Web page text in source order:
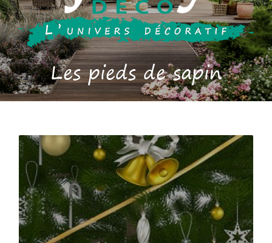
Les pieds de sapin
PIEDS DE SAPIN: DÉCOR ÉTOILES